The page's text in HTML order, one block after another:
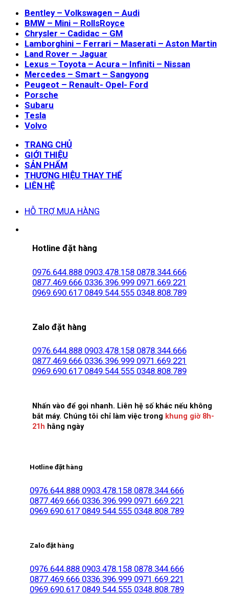
Bentley – Volkswagen – Audi
BMW – Mini – RollsRoyce
Chrysler – Cadidac – GM
Lamborghini – Ferrari – Maserati – Aston Martin
Land Rover – Jaguar
Lexus – Toyota – Acura – Infiniti – Nissan
Mercedes – Smart – Sangyong
Peugeot – Renault- Opel- Ford
Porsche
Subaru
Tesla
Volvo
TRANG CHỦ
GIỚI THIỆU
SẢN PHẨM
THƯƠNG HIỆU THAY THẾ
LIÊN HỆ
HỖ TRỢ MUA HÀNG
Hotline đặt hàng
0976.644.888 0903.478.158 0878.344.666
0877.469.666 0336.396.999 0971.669.221
0969.690.617 0849.544.555 0348.808.789
Zalo đặt hàng
0976.644.888 0903.478.158 0878.344.666
0877.469.666 0336.396.999 0971.669.221
0969.690.617 0849.544.555 0348.808.789
Nhấn vào để gọi nhanh. Liên hệ số khác nếu không
bắt máy. Chúng tôi chỉ làm việc trong khung giờ 8h-
21h hằng ngày
Hotline đặt hàng
0976.644.888 0903.478.158 0878.344.666
0877.469.666 0336.396.999 0971.669.221
0969.690.617 0849.544.555 0348.808.789
Zalo đặt hàng
0976.644.888 0903.478.158 0878.344.666
0877.469.666 0336.396.999 0971.669.221
0969.690.617 0849.544.555 0348.808.789